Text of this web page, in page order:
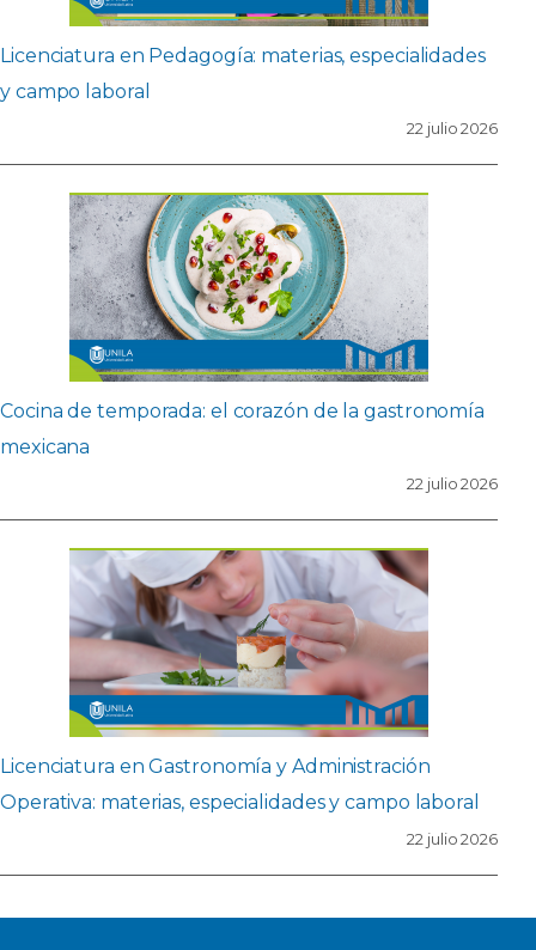
Licenciatura en Pedagogía: materias, especialidades
y campo laboral
22 julio 2026
Cocina de temporada: el corazón de la gastronomía
mexicana
22 julio 2026
Licenciatura en Gastronomía y Administración
Operativa: materias, especialidades y campo laboral
22 julio 2026